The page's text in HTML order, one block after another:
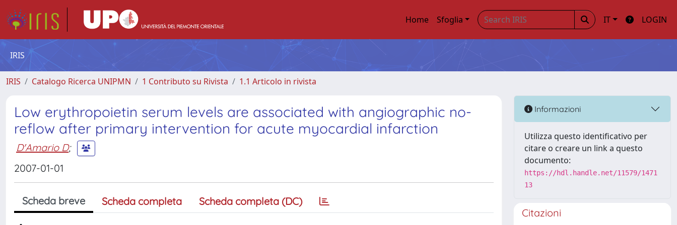
Home Sfoglia IT LOGIN
IRIS
IRIS Catalogo Ricerca UNIPMN 1 Contributo su Rivista 1.1 Articolo in rivista
Low erythropoietin serum levels are associated with angiographic no-
reflow after primary intervention for acute myocardial infarction
D'Amario D;
2007-01-01
Scheda breve Scheda completa Scheda completa (DC)
Informazioni
Utilizza questo identificativo per
citare o creare un link a questo
documento:
https://hdl.handle.net/11579/1471
13
Citazioni